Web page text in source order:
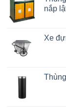
nắp
Xe